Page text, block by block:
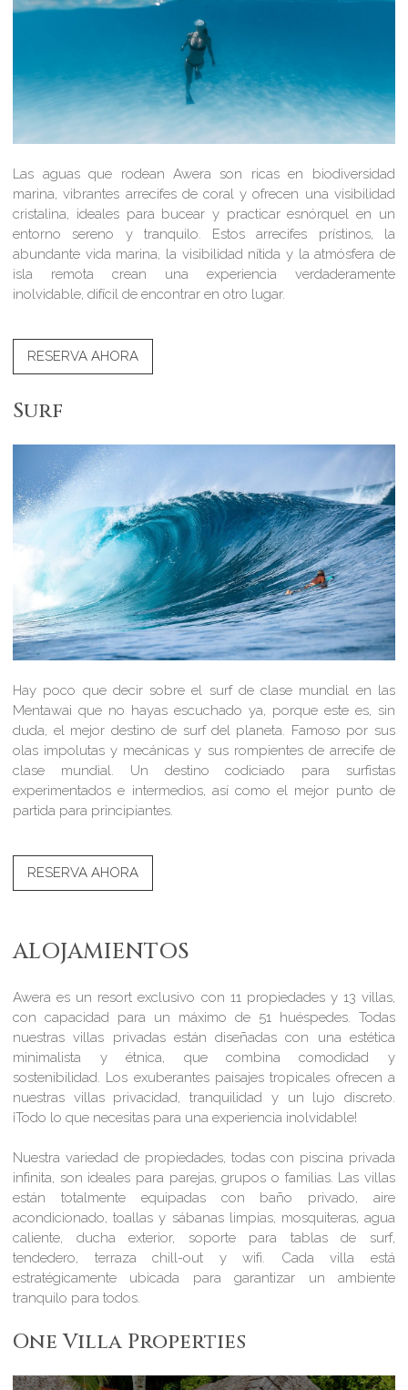
Las aguas que rodean Awera son ricas en biodiversidad
marina, vibrantes arrecifes de coral y ofrecen una visibilidad
cristalina, ideales para bucear y practicar esnórquel en un
entorno sereno y tranquilo. Estos arrecifes prístinos, la
abundante vida marina, la visibilidad nítida y la atmósfera de
isla remota crean una experiencia verdaderamente
inolvidable, difícil de encontrar en otro lugar.
RESERVA AHORA
Surf
Hay poco que decir sobre el surf de clase mundial en las
Mentawai que no hayas escuchado ya, porque este es, sin
duda, el mejor destino de surf del planeta. Famoso por sus
olas impolutas y mecánicas y sus rompientes de arrecife de
clase mundial. Un destino codiciado para surfistas
experimentados e intermedios, así como el mejor punto de
partida para principiantes.
RESERVA AHORA
ALOJAMIENTOS
Awera es un resort exclusivo con 11 propiedades y 13 villas,
con capacidad para un máximo de 51 huéspedes. Todas
nuestras villas privadas están diseñadas con una estética
minimalista y étnica, que combina comodidad y
sostenibilidad. Los exuberantes paisajes tropicales ofrecen a
nuestras villas privacidad, tranquilidad y un lujo discreto.
¡Todo lo que necesitas para una experiencia inolvidable!
Nuestra variedad de propiedades, todas con piscina privada
infinita, son ideales para parejas, grupos o familias. Las villas
están totalmente equipadas con baño privado, aire
acondicionado, toallas y sábanas limpias, mosquiteras, agua
caliente, ducha exterior, soporte para tablas de surf,
tendedero, terraza chill-out y wifi. Cada villa está
estratégicamente ubicada para garantizar un ambiente
tranquilo para todos.
One Villa Properties